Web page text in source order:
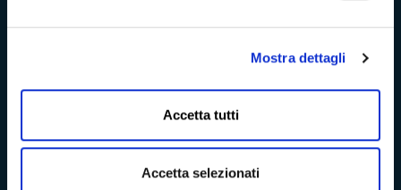
Mostra dettagli
Accetta tutti
Accetta selezionati
Ufficio Relazioni con il Pubblico